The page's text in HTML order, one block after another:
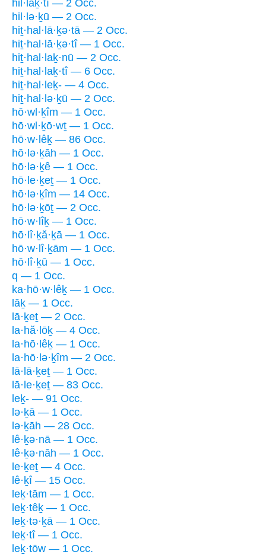
hil·laḵ·tî — 2 Occ.
hil·lə·ḵū — 2 Occ.
hiṯ·hal·lā·ḵə·tā — 2 Occ.
hiṯ·hal·lā·ḵə·tî — 1 Occ.
hiṯ·hal·laḵ·nū — 2 Occ.
hiṯ·hal·laḵ·tî — 6 Occ.
hiṯ·hal·leḵ- — 4 Occ.
hiṯ·hal·lə·ḵū — 2 Occ.
hō·wl·ḵîm — 1 Occ.
hō·wl·ḵō·wṯ — 1 Occ.
hō·w·lêḵ — 86 Occ.
hō·lə·ḵāh — 1 Occ.
hō·lə·ḵê — 1 Occ.
hō·le·ḵeṯ — 1 Occ.
hō·lə·ḵîm — 14 Occ.
hō·lə·ḵōṯ — 2 Occ.
hō·w·lîḵ — 1 Occ.
hō·lî·ḵă·ḵā — 1 Occ.
hō·w·lî·ḵām — 1 Occ.
hō·lî·ḵū — 1 Occ.
q — 1 Occ.
ka·hō·w·lêḵ — 1 Occ.
lāḵ — 1 Occ.
lā·ḵeṯ — 2 Occ.
la·hă·lōḵ — 4 Occ.
la·hō·lêḵ — 1 Occ.
la·hō·lə·ḵîm — 2 Occ.
lā·lā·ḵeṯ — 1 Occ.
lā·le·ḵeṯ — 83 Occ.
leḵ- — 91 Occ.
lə·ḵā — 1 Occ.
lə·ḵāh — 28 Occ.
lê·ḵə·nā — 1 Occ.
lê·ḵə·nāh — 1 Occ.
le·ḵeṯ — 4 Occ.
lê·ḵî — 15 Occ.
leḵ·tām — 1 Occ.
leḵ·têḵ — 1 Occ.
leḵ·tə·ḵā — 1 Occ.
leḵ·tî — 1 Occ.
leḵ·tōw — 1 Occ.